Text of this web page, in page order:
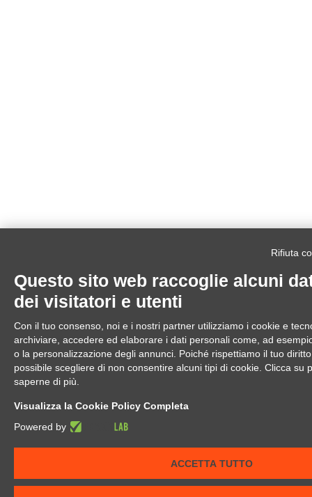
Rifiuta
Questo sito web raccoglie alcuni
dei visitatori e utenti
Con il tuo consenso, noi e i nostri partner utilizziamo i cookie e
archiviare, accedere ed elaborare i dati personali come, ad
o la personalizzazione degli annunci. Poiché rispettiamo il tuo
possibile scegliere di non consentire alcuni tipi di cookie. Clicca su
saperne di più.
Visualizza la Cookie Policy Completa
Powered by
ACCETTA TUTTO